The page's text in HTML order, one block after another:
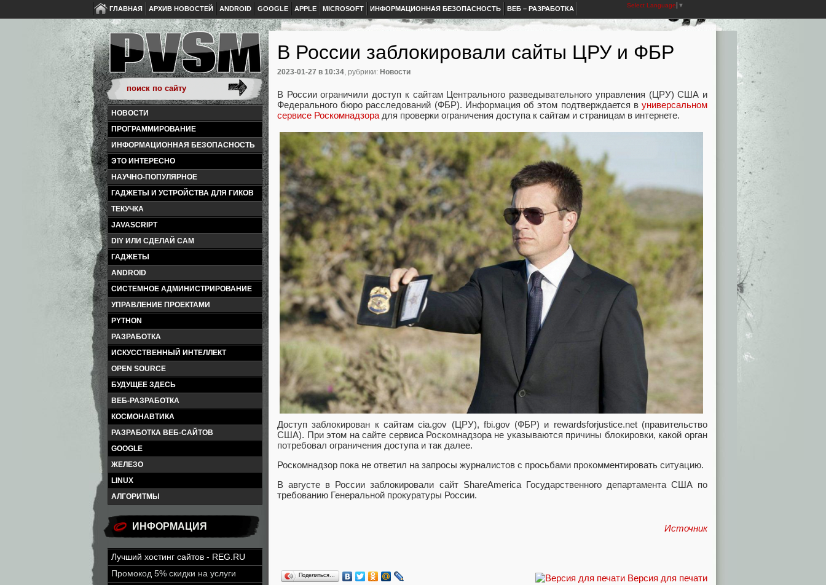
ГЛАВНАЯ АРХИВ НОВОСТЕЙ ANDROID GOOGLE APPLE MICROSOFT ИНФОРМАЦИОННАЯ БЕЗОПАСНОСТЬ ВЕБ – РАЗРАБОТКА Select Language ▼
НОВОСТИ
ПРОГРАММИРОВАНИЕ
ИНФОРМАЦИОННАЯ БЕЗОПАСНОСТЬ
ЭТО ИНТЕРЕСНО
НАУЧНО-ПОПУЛЯРНОЕ
ГАДЖЕТЫ И УСТРОЙСТВА ДЛЯ ГИКОВ
ТЕКУЧКА
JAVASCRIPT
DIY ИЛИ СДЕЛАЙ САМ
ГАДЖЕТЫ
ANDROID
СИСТЕМНОЕ АДМИНИСТРИРОВАНИЕ
УПРАВЛЕНИЕ ПРОЕКТАМИ
PYTHON
РАЗРАБОТКА
ИСКУССТВЕННЫЙ ИНТЕЛЛЕКТ
OPEN SOURCE
БУДУЩЕЕ ЗДЕСЬ
ВЕБ-РАЗРАБОТКА
КОСМОНАВТИКА
РАЗРАБОТКА ВЕБ-САЙТОВ
GOOGLE
ЖЕЛЕЗО
LINUX
АЛГОРИТМЫ
ИНФОРМАЦИЯ
Лучший хостинг сайтов - REG.RU
Промокод 5% скидки на услуги
В России заблокировали сайты ЦРУ и ФБР
2023-01-27 в 10:34, рубрики: Новости
В России ограничили доступ к сайтам Центрального разведывательного управления (ЦРУ) США и
Федерального бюро расследований (ФБР). Информация об этом подтверждается в универсальном
сервисе Роскомнадзора для проверки ограничения доступа к сайтам и страницам в интернете.
Доступ заблокирован к сайтам cia.gov (ЦРУ), fbi.gov (ФБР) и rewardsforjustice.net (правительство
США). При этом на сайте сервиса Роскомнадзора не указываются причины блокировки, какой орган
потребовал ограничения доступа и так далее.
Роскомнадзор пока не ответил на запросы журналистов с просьбами прокомментировать ситуацию.
В августе в России заблокировали сайт ShareAmerica Государственного департамента США по
требованию Генеральной прокуратуры России.
Источник
Версия для печати
Поделиться…